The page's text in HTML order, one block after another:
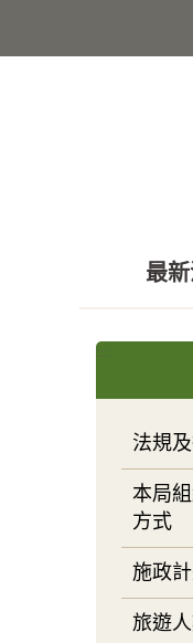
主
最
:::
法規
本局
方式
施政
旅遊